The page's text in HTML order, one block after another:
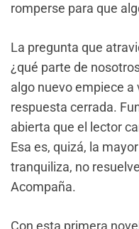
romperse para que
La pregunta que
¿qué parte de
algo nuevo empiece
respuesta cerrada.
abierta que el lector
Esa es, quizá, la
tranquiliza, no
Acompaña.